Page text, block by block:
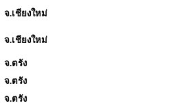
จ.เชียงใหม่
จ.เชียงใหม่
จ.ตรัง
จ.ตรัง
จ.ตรัง